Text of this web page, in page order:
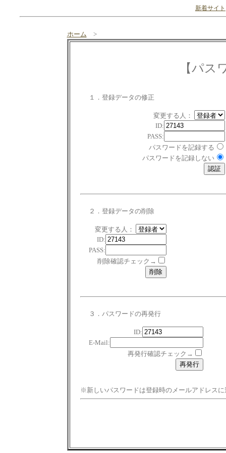
新着サイト
ホーム >
【パス
１．登録データの修正
変更する人：
ID:
PASS:
パスワードを記録する
パスワードを記録しない
２．登録データの削除
変更する人：
ID:
PASS:
削除確認チェック→
３．パスワードの再発行
ID:
E-Mail:
再発行確認チェック→
※新しいパスワードは登録時のメールアドレスに